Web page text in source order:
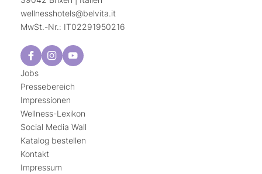
wellnesshotels@belvita.it
MwSt.-Nr.: IT02291950216
Jobs
Pressebereich
Impressionen
Wellness-Lexikon
Social Media Wall
Katalog bestellen
Kontakt
Impressum